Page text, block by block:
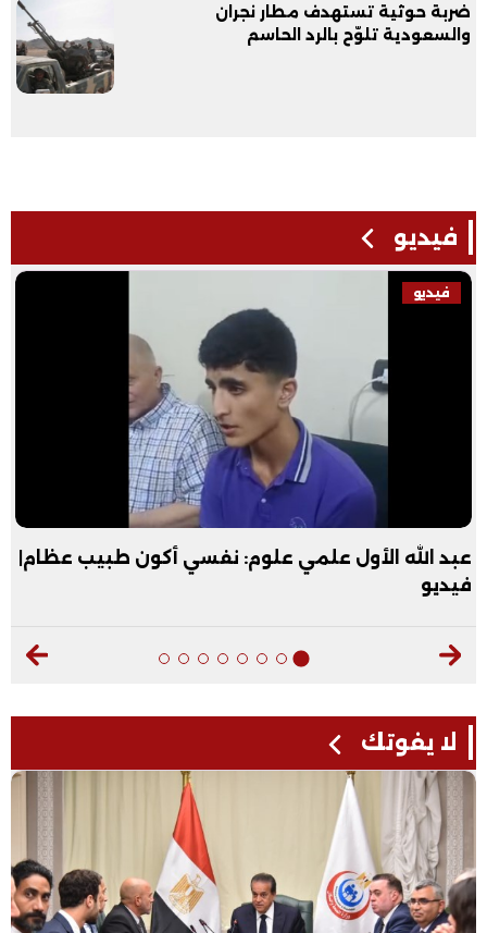
ضربة حوثية تستهدف مطار نجران
والسعودية تلوّح بالرد الحاسم
فيديو
فيديو
عبد الله الأول علمي علوم: نفسي أكون طبيب عظام|
فيديو
لا يفوتك